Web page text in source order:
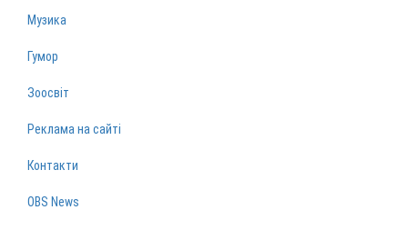
Музика
Гумор
Зоосвіт
Реклама на сайті
Контакти
OBS News